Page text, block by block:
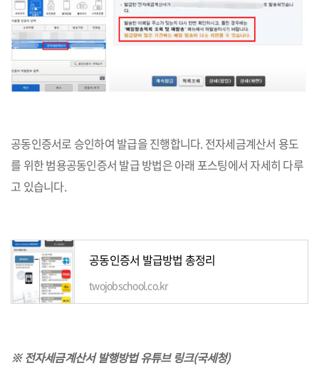
공동인증서로 승인하여 발급을 진행합니다. 전자세금계산서 용도
를 위한 범용공동인증서 발급 방법은 아래 포스팅에서 자세히 다루
고 있습니다.
공동인증서 발급방법 총정리
twojobschool.co.kr
※ 전자세금계산서 발행방법 유튜브 링크(국세청)